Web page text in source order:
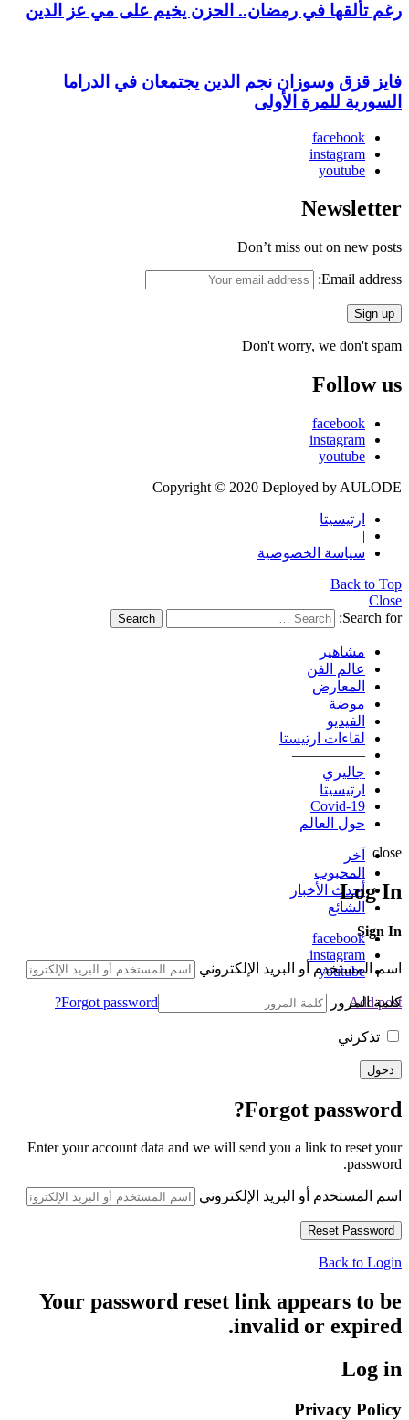
رغم تألقها في رمضان.. الحزن يخيم على مي عز الدين
فايز قزق وسوزان نجم الدين يجتمعان في الدراما
السورية للمرة الأولى
facebook
instagram
youtube
Newsletter
Don’t miss out on new posts
Email address:
Don't worry, we don't spam
Follow us
facebook
instagram
youtube
Copyright © 2020 Deployed by AULODE
ارتيسيتا
|
سياسة الخصوصية
Back to Top
Close
Search for:
Search
مشاهير
عالم الفن
المعارض
موضة
الفيديو
لقاءات ارتيستا
—————
جاليري
ارتيسيتا
Covid-19
حول العالم
آخر
المحبوب
أحدث الأخبار
الشائع
facebook
instagram
youtube
Add post
close
Log In
Sign In
اسم المستخدم أو البريد الإلكتروني
كلمة المرور Forgot password?
تذكرني
Forgot password?
Enter your account data and we will send you a link to reset your
password.
اسم المستخدم أو البريد الإلكتروني
Back to Login
Your password reset link appears to be
invalid or expired.
Log in
Privacy Policy